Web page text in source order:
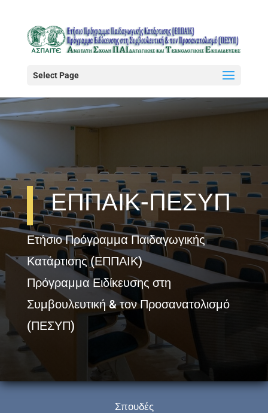
Select Page
ΕΠΠΑΙΚ-ΠΕΣΥΠ
Ετήσιο Πρόγραμμα Παιδαγωγικής
Κατάρτισης (ΕΠΠΑΙΚ)
Πρόγραμμα Ειδίκευσης στη
Συμβουλευτική & τον Προσανατολισμό
(ΠΕΣΥΠ)
Σπουδές